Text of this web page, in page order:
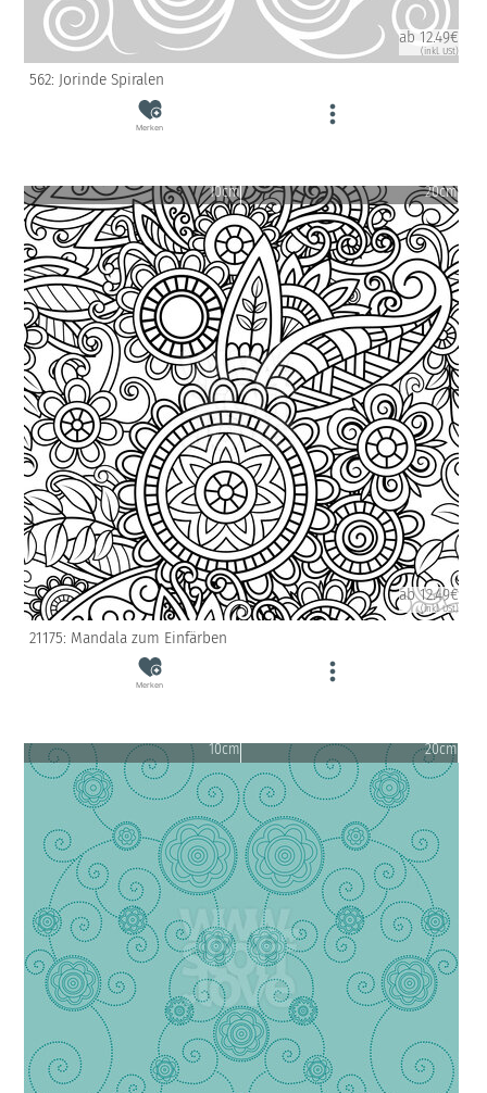
ab 12.49€
(inkl. USt)
562: Jorinde Spiralen
Merken
10cm 20cm
ab 12.49€
(inkl. USt)
21175: Mandala zum Einfärben
Merken
10cm 20cm